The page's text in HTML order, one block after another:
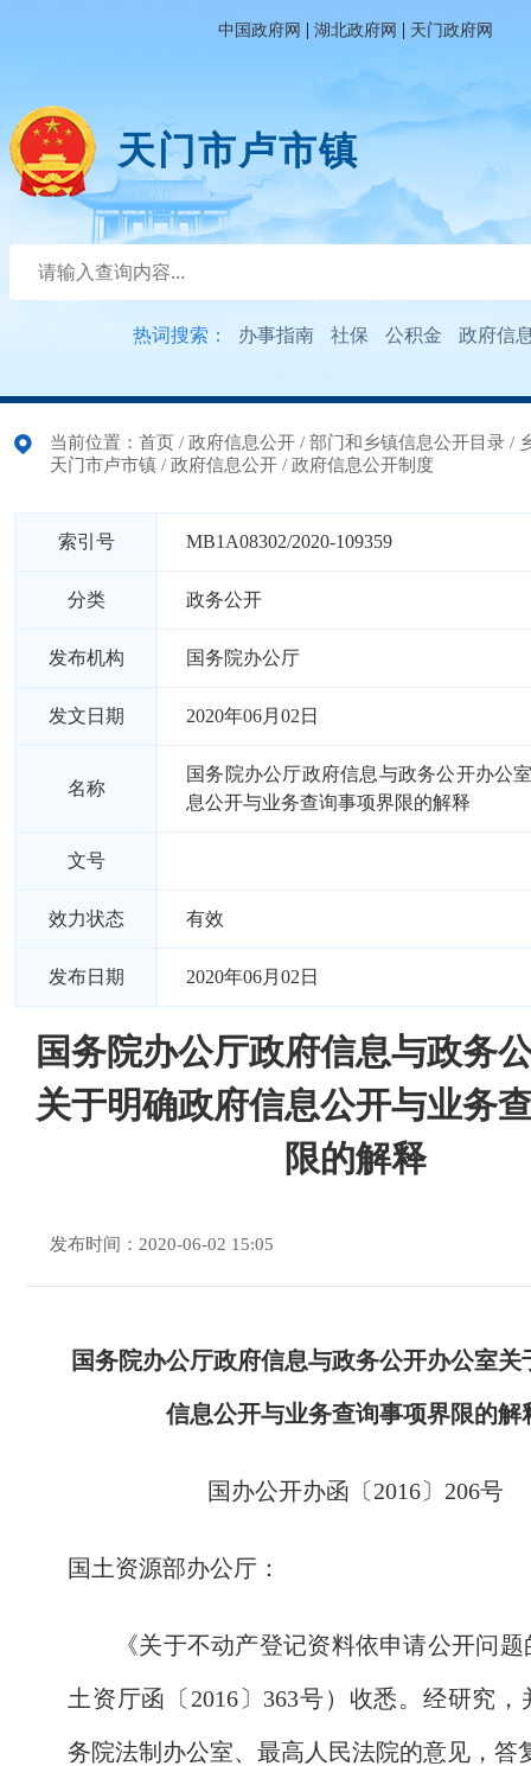
中国政府网 | 湖北政府网 | 天门政府网
天门市卢市镇
热词搜索： 办事指南 社保 公积金 政府信
当前位置： 首页 / 政府信息公开 / 部门和乡镇信息公开目录 /
天门市卢市镇 / 政府信息公开 / 政府信息公开制度
索引号 MB1A08302/2020-109359
分类 政务公开
发布机构 国务院办公厅
发文日期 2020年06月02日
名称
国务院办公厅政府信息与政务公开办公
息公开与业务查询事项界限的解释
文号
效力状态 有效
发布日期 2020年06月02日
国务院办公厅政府信息与政务
关于明确政府信息公开与业务
限的解释
发布时间：2020-06-02 15:05
国务院办公厅政府信息与政务公开办公室关
信息公开与业务查询事项界限的解
国办公开办函〔2016〕206号
国土资源部办公厅：
《关于不动产登记资料依申请公开问
土资厅函〔2016〕363号）收悉。经研究，
务院法制办公室、最高人民法院的意见，答